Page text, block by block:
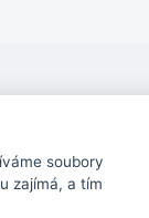
only the
not
soubory
zajímá, a tím